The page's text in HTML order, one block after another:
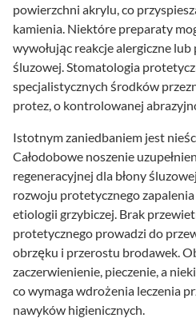
powierzchni akrylu, co
kamienia. Niektóre preparaty
wywołując reakcje alergiczne
śluzowej. Stomatologia
specjalistycznych środków
protez, o kontrolowanej
Istotnym zaniedbaniem jest
Całodobowe noszenie
regeneracyjnej dla błony
rozwoju protetycznego
etiologii grzybiczej. Brak
protetycznego prowadzi do
obrzęku i przerostu brodawek.
zaczerwienienie, pieczenie, a
co wymaga wdrożenia leczenia
nawyków higienicznych.